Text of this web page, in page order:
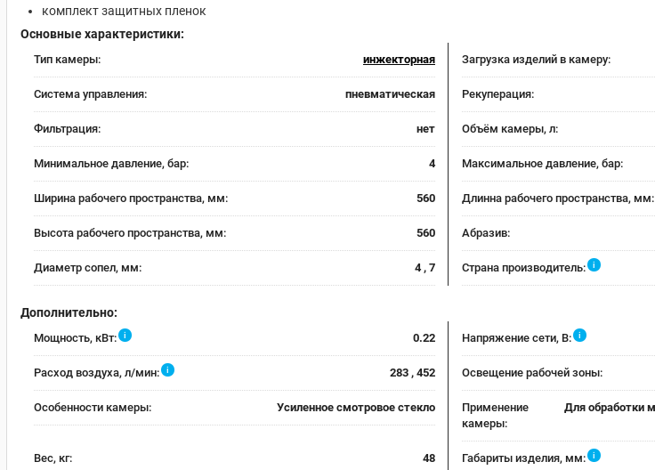
комплект защитных пленок
Основные характеристики:
Тип камеры: инжекторная Загрузка изделий в камеру:
Система управления: пневматическая Рекуперация:
Фильтрация: нет Объём камеры, л:
Минимальное давление, бар: 4 Максимальное давление, бар:
Ширина рабочего пространства, мм: 560 Длинна рабочего пространства, мм:
Высота рабочего пространства, мм: 560 Абразив:
Диаметр сопел, мм: 4 , 7 Страна производитель: i
Дополнительно:
Мощность, кВт: i 0.22 Напряжение сети, В: i
Расход воздуха, л/мин: i 283 , 452 Освещение рабочей зоны:
Особенности камеры: Усиленное смотровое стекло
Применение
камеры:
Для обработки
Вес, кг: 48 Габариты изделия, мм: i